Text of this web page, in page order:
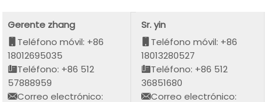
Gerente zhang
Teléfono móvil: +86
18012695035
Teléfono: +86 512
57888959
Correo electrónico:
Sr. yin
Teléfono móvil: +86
18013280527
Teléfono: +86 512
36851680
Correo electrónico: